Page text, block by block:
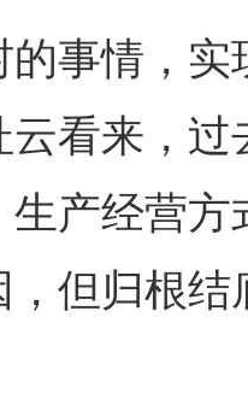
情，实
看来，
产经营
，但归根